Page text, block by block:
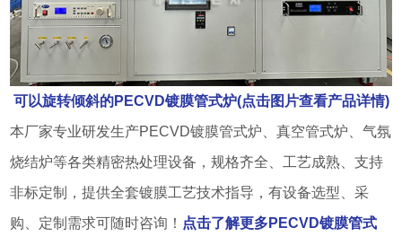
可以旋转倾斜的PECVD镀膜管式炉(点击图片查看产品详情)
本厂家专业研发生产PECVD镀膜管式炉、真空管式炉、气氛
烧结炉等各类精密热处理设备，规格齐全、工艺成熟、支持
非标定制，提供全套镀膜工艺技术指导，有设备选型、采
购、定制需求可随时咨询！ 点击了解更多PECVD镀膜管式